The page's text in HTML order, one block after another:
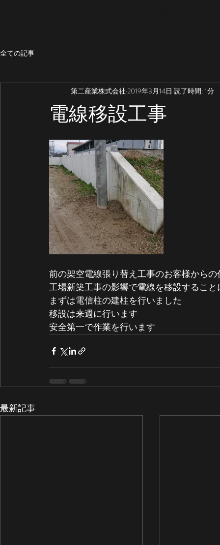
CALL NOW
お仕事をお探しの貴方私たちと一緒に働きませんか
​090-8829-3534
全ての記事
電線移設工事
第二産業株式会社 2019年3月14日 読了時間: 1分
前の架空電線張り替え工事のお客様から
工場新築工事の影響で電線を移設するこ
まずは電信柱の建柱を行いました
移設は来週に行います
安全第一で作業を行います
最新記事